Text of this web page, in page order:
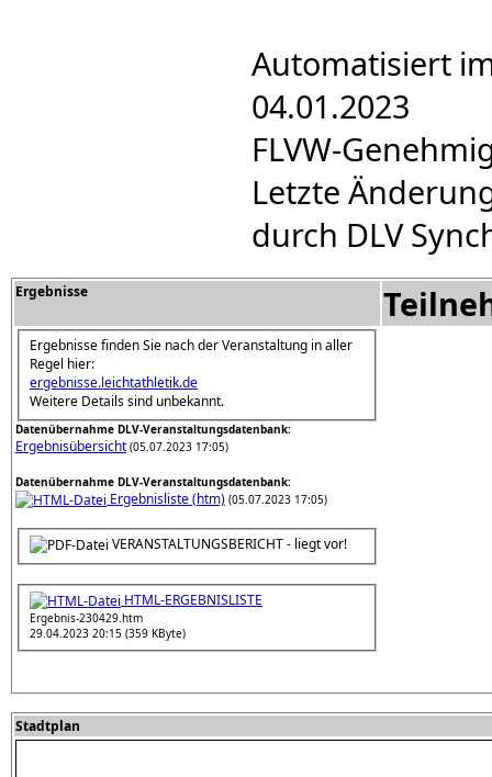
Automatisiert
04.01.2023
FLVW-
Letzte
durch DLV
Ergebnisse
Ergebnisse finden Sie nach der Veranstaltung in aller
Regel hier:
ergebnisse.leichtathletik.de
Weitere Details sind unbekannt.
Datenübernahme DLV-Veranstaltungsdatenbank:
Ergebnisübersicht (05.07.2023 17:05)
Datenübernahme DLV-Veranstaltungsdatenbank:
Ergebnisliste (htm) (05.07.2023 17:05)
VERANSTALTUNGSBERICHT - liegt vor!
HTML-ERGEBNISLISTE
Ergebnis-230429.htm
29.04.2023 20:15 (359 KByte)
Stadtplan